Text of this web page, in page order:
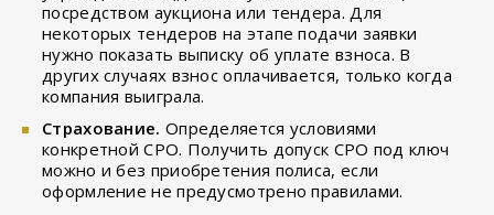
посредством аукциона или тендера. Для
некоторых тендеров на этапе подачи заявки
нужно показать выписку об уплате взноса. В
других случаях взнос оплачивается, только когда
компания выиграла.
Страхование. Определяется условиями
конкретной СРО. Получить допуск СРО под ключ
можно и без приобретения полиса, если
оформление не предусмотрено правилами.